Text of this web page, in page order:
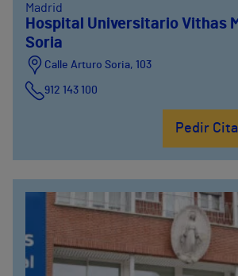
Madrid
Hospital Universitario Vithas
Soria
Calle Arturo Soria, 103
912 143 100
912 143 100
Pedir Cita